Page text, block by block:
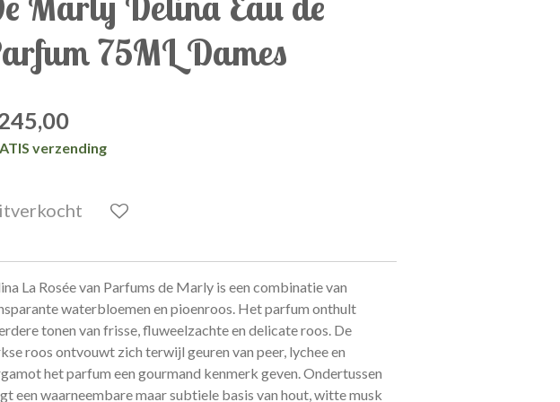
75ML Dames
verzending
La Rosée van Parfums de Marly is een combinatie van
waterbloemen en pioenroos. Het parfum onthult
tonen van frisse, fluweelzachte en delicate roos. De
roos ontvouwt zich terwijl geuren van peer, lychee en
het parfum een gourmand kenmerk geven. Ondertussen
een waarneembare maar subtiele basis van hout, witte musk